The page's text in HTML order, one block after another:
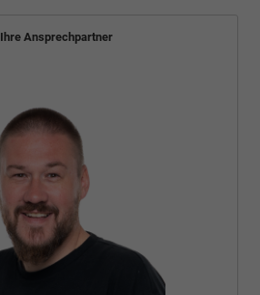
Ihre Ansprechpartner